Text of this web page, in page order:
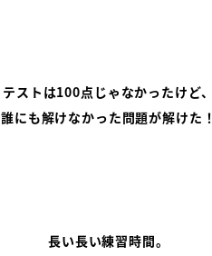
テストは100点じゃなかったけど、
誰にも解けなかった問題が解けた！
長い長い練習時間。